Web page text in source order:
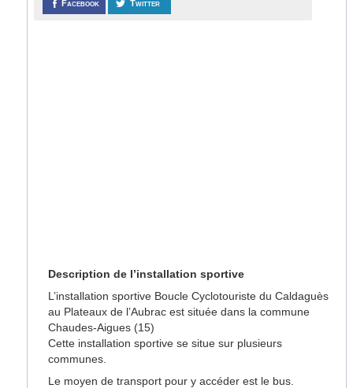
Facebook Twitter
Description de l’installation sportive
L’installation sportive Boucle Cyclotouriste du Caldaguès
au Plateaux de l’Aubrac est située dans la commune
Chaudes-Aigues (15)
Cette installation sportive se situe sur plusieurs
communes.
Le moyen de transport pour y accéder est le bus.